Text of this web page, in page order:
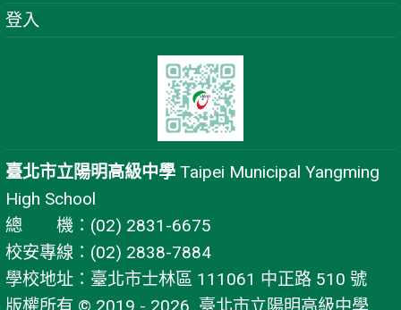
登入
臺北市立陽明高級中學 Taipei Municipal Yangming
High School
總 機：(02) 2831-6675
校安專線：(02) 2838-7884
學校地址：臺北市士林區 111061 中正路 510 號
版權所有 © 2019 - 2026 臺北市立陽明高級中學